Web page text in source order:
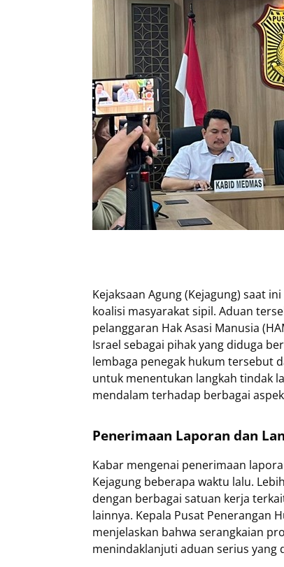
Kejaksaan Agung (Kejagung) saat
koalisi masyarakat sipil. Aduan
pelanggaran Hak Asasi Manusia
Israel sebagai pihak yang diduga
lembaga penegak hukum tersebut
untuk menentukan langkah tindak
mendalam terhadap berbagai
Penerimaan Laporan dan
Kabar mengenai penerimaan
Kejagung beberapa waktu lalu.
dengan berbagai satuan kerja
lainnya. Kepala Pusat Penerangan
menjelaskan bahwa serangkaian
menindaklanjuti aduan serius yang